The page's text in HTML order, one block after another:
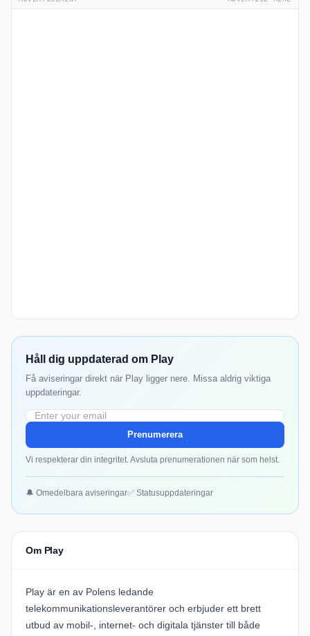
Håll dig uppdaterad om Play
Få aviseringar direkt när Play ligger nere. Missa aldrig viktiga
uppdateringar.
Prenumerera
Vi respekterar din integritet. Avsluta prenumerationen när som helst.
🔔 Omedelbara aviseringar✅ Statusuppdateringar
Om Play
Play är en av Polens ledande
telekommunikationsleverantörer och erbjuder ett brett
utbud av mobil-, internet- och digitala tjänster till både